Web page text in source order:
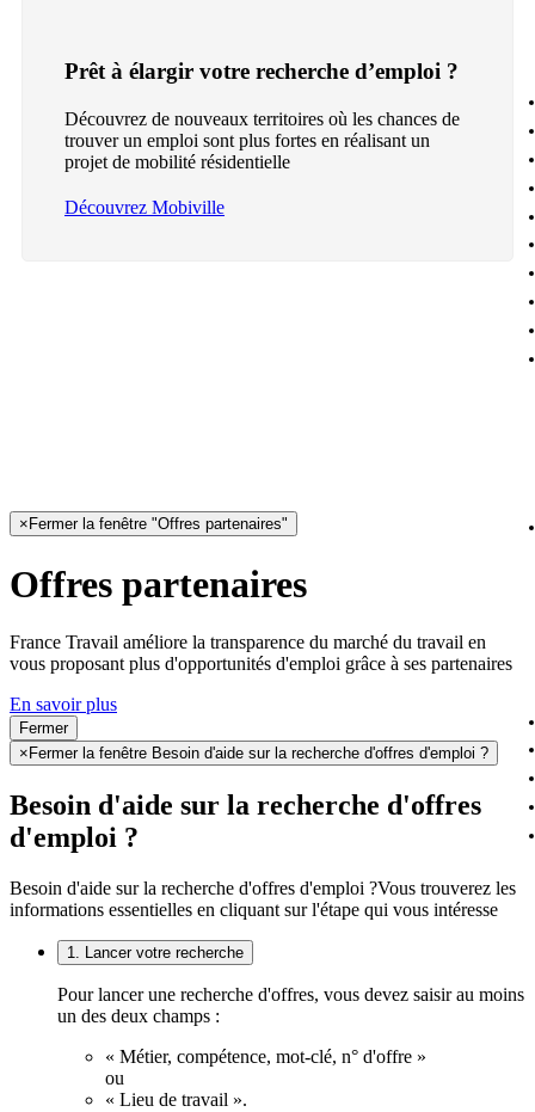
Prêt à élargir votre recherche d’emploi ?
Découvrez de nouveaux territoires où les chances de
trouver un emploi sont plus fortes en réalisant un
projet de mobilité résidentielle
Découvrez Mobiville
× Fermer la fenêtre "Offres partenaires"
Offres partenaires
France Travail améliore la transparence du marché du travail en
vous proposant plus d'opportunités d'emploi grâce à ses partenaires
En savoir plus
Fermer
× Fermer la fenêtre Besoin d'aide sur la recherche d'offres d'emploi ?
Besoin d'aide sur la recherche d'offres
d'emploi ?
Besoin d'aide sur la recherche d'offres d'emploi ?Vous trouverez les
informations essentielles en cliquant sur l'étape qui vous intéresse
1. Lancer votre recherche
Pour lancer une recherche d'offres, vous devez saisir au moins
un des deux champs :
« Métier, compétence, mot-clé, n° d'offre »
ou
« Lieu de travail ».